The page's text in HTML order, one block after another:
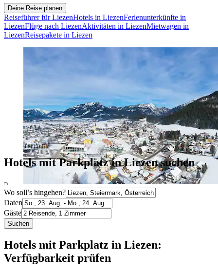
Deine Reise planen
Reiseführer für LiezenHotels in LiezenFerienunterkünfte in
LiezenFlüge nach LiezenAktivitäten in LiezenMietwagen in
LiezenReisepakete in Liezen
Hotels mit Parkplatz in Liezen suchen
Wo soll’s hingehen?
Daten
Gäste
Suchen
Hotels mit Parkplatz in Liezen:
Verfügbarkeit prüfen